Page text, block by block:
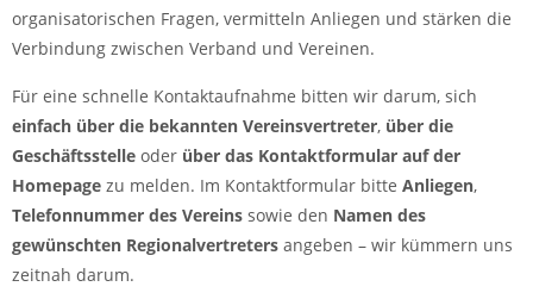
organisatorischen Fragen, vermitteln Anliegen und stärken die
Verbindung zwischen Verband und Vereinen.
Für eine schnelle Kontaktaufnahme bitten wir darum, sich
einfach über die bekannten Vereinsvertreter, über die
Geschäftsstelle oder über das Kontaktformular auf der
Homepage zu melden. Im Kontaktformular bitte Anliegen,
Telefonnummer des Vereins sowie den Namen des
gewünschten Regionalvertreters angeben – wir kümmern uns
zeitnah darum.